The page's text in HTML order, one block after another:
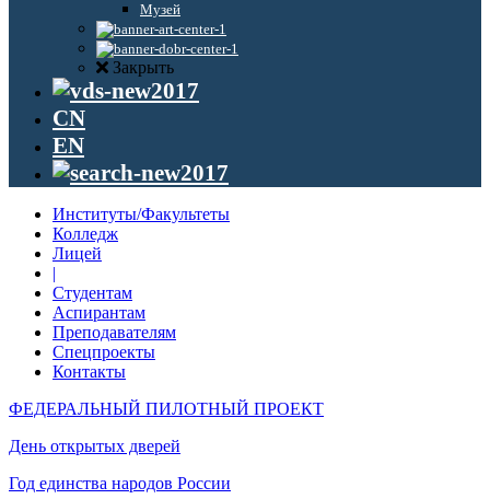
Музей
Закрыть
CN
EN
Институты/Факультеты
Колледж
Лицей
|
Студентам
Аспирантам
Преподавателям
Спецпроекты
Контакты
ФЕДЕРАЛЬНЫЙ ПИЛОТНЫЙ ПРОЕКТ
День открытых дверей
Год единства народов России